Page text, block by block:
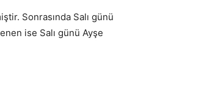
Sonrasında Salı günü
ise Salı günü Ayşe